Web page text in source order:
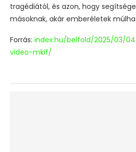
tragédiától, és azon, hogy
másoknak, akár emberéletek
Forrás: index.hu/belfold/2025/03/
video-mkif/